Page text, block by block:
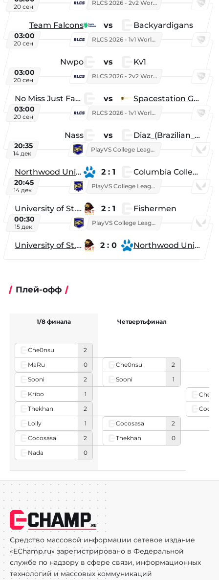
20 сен
RLCS 2026 - 2v2 World Championship
Team Falcons vs Backyardigans
03:00
20 сен
RLCS 2026 - 1v1 World Championship
Nwpo vs Kv1
03:00
20 сен
RLCS 2026 - 2v2 World Championship
No Miss Just Fake vs Spacestation Gaming
03:00
20 сен
RLCS 2026 - 1v1 World Championship
Nass vs Diaz_(Brazilian_Player)
20:35
14 дек
PlayVS College League 2025: Fall
Northwood University 2 : 1 Columbia College
20:45
14 дек
PlayVS College League 2025: Fall
University of St. Thomas 2 : 1 Fishermen
00:30
15 дек
PlayVS College League 2025: Fall
University of St. Thomas 2 : 0 Northwood University
Плей-офф
Che0nsu
2
MaRu
0
Sooni
2
Kribo
1
Thekhan
2
Lolly
1
Cocosasa
2
Nada
0
1/8 финала
Che0nsu
2
Sooni
1
Cocosasa
2
Thekhan
0
Четвертьфинал
Средство массовой информации сетевое издание
«EChamp.ru» зарегистрировано в Федеральной
службе по надзору в сфере связи, информационных
технологий и массовых коммуникаций